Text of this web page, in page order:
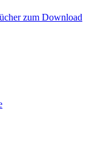
zum Download